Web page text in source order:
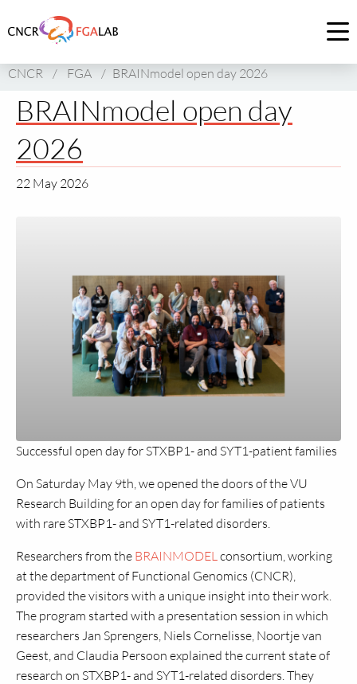
to
of
CNCR / FGA / BRAINmodel open day 2026
BRAINmodel open day
2026
22 May 2026
Successful open day for STXBP1- and SYT1-patient families
On Saturday May 9th, we opened the doors of the VU
Research Building for an open day for families of patients
with rare STXBP1- and SYT1-related disorders.
Researchers from the BRAINMODELconsortium, working
at the department of Functional Genomics (CNCR),
provided the visitors with a unique insight into their work.
The program started with a presentation session in which
researchers Jan Sprengers, Niels Cornelisse, Noortje van
Geest, and Claudia Persoon explained the current state of
research on STXBP1- and SYT1-related disorders. They